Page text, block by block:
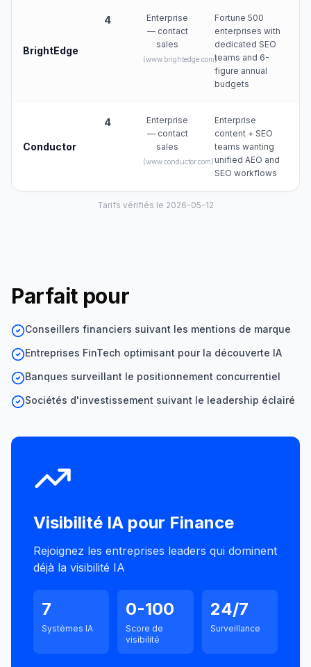
BrightEdge
4
Enterprise
— contact
sales
(www.brightedge.com)
Fortune 500
enterprises with
dedicated SEO
teams and 6-
figure annual
budgets
Conductor
4
Enterprise
— contact
sales
(www.conductor.com)
Enterprise
content + SEO
teams wanting
unified AEO and
SEO workflows
Tarifs vérifiés le 2026-05-12
Parfait pour
Conseillers financiers suivant les mentions de marque
Entreprises FinTech optimisant pour la découverte IA
Banques surveillant le positionnement concurrentiel
Sociétés d'investissement suivant le leadership éclairé
Visibilité IA pour Finance
Rejoignez les entreprises leaders qui dominent
déjà la visibilité IA
7
Systèmes IA
0-100
Score de
visibilité
24/7
Surveillance